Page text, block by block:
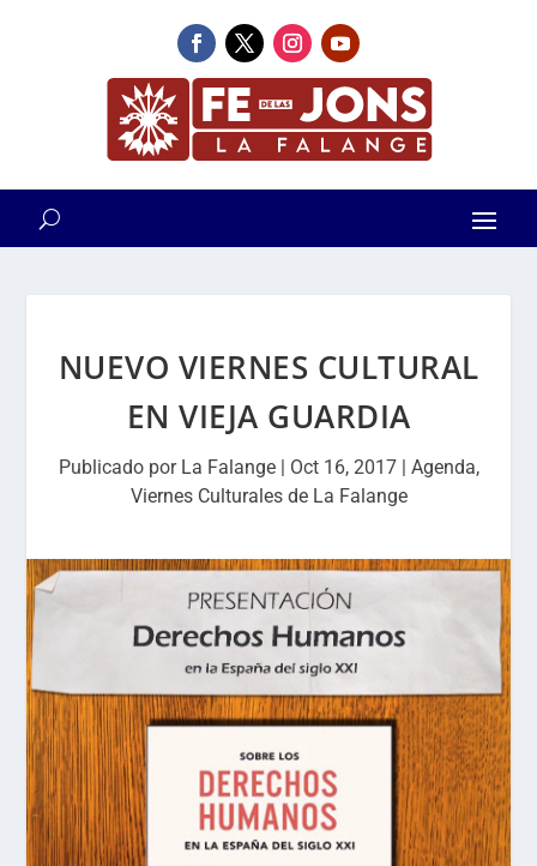
NUEVO VIERNES CULTURAL
EN VIEJA GUARDIA
Publicado por La Falange| Oct 16, 2017| Agenda,
Viernes Culturales de La Falange